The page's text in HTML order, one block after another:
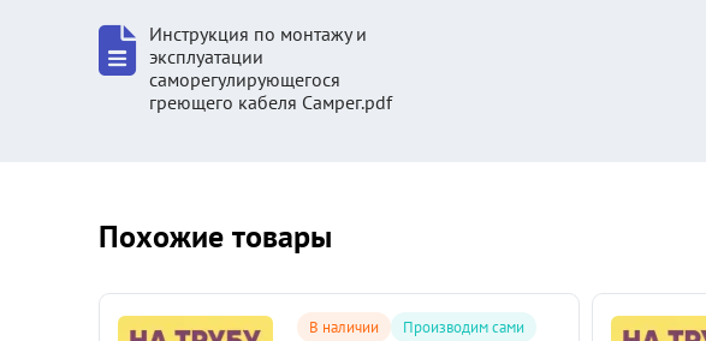
Инструкция по монтажу и
эксплуатации
саморегулирующегося
греющего кабеля Самрег.pdf
Похожие товары
В наличии Производим сами